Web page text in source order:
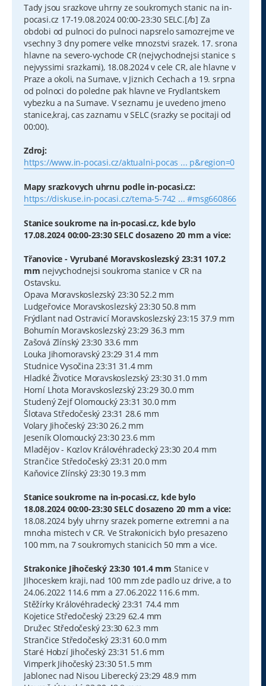
s
p
ě
v
k
Tady jsou srazkove uhrny ze soukromych stanic na in-
pocasi.cz 17-19.08.2024 00:00-23:30 SELC.[/b] Za
obdobi od pulnoci do pulnoci napsrelo samozrejme ve
vsechny 3 dny pomere velke mnozstvi srazek. 17. srona
hlavne na severo-vychode CR (nejvychodnejsi stanice s
nejvyssimi srazkami), 18.08.2024 v cele CR, ale hlavne v
Praze a okoli, na Sumave, v Jiznich Cechach a 19. srpna
od polnoci do poledne pak hlavne ve Frydlantskem
vybezku a na Sumave. V seznamu je uvedeno jmeno
stanice,kraj, cas zaznamu v SELC (srazky se pocitaji od
00:00).
Zdroj:
https://www.in-pocasi.cz/aktualni-pocas ... p&region=0
Mapy srazkovych uhrnu podle in-pocasi.cz:
https://diskuse.in-pocasi.cz/tema-5-742 ... #msg660866
Stanice soukrome na in-pocasi.cz, kde bylo
17.08.2024 00:00-23:30 SELC dosazeno 20 mm a vice:
Třanovice - Vyrubané Moravskoslezský 23:31 107.2
mm nejvychodnejsi soukroma stanice v CR na
Ostavsku.
Opava Moravskoslezský 23:30 52.2 mm
Ludgeřovice Moravskoslezský 23:30 50.8 mm
Frýdlant nad Ostravicí Moravskoslezský 23:15 37.9 mm
Bohumín Moravskoslezský 23:29 36.3 mm
Zašová Zlínský 23:30 33.6 mm
Louka Jihomoravský 23:29 31.4 mm
Studnice Vysočina 23:31 31.4 mm
Hladké Životice Moravskoslezský 23:30 31.0 mm
Horní Lhota Moravskoslezský 23:29 30.0 mm
Studený Zejf Olomoucký 23:31 30.0 mm
Šlotava Středočeský 23:31 28.6 mm
Volary Jihočeský 23:30 26.2 mm
Jeseník Olomoucký 23:30 23.6 mm
Mladějov - Kozlov Královéhradecký 23:30 20.4 mm
Strančice Středočeský 23:31 20.0 mm
Kaňovice Zlínský 23:30 19.3 mm
Stanice soukrome na in-pocasi.cz, kde bylo
18.08.2024 00:00-23:30 SELC dosazeno 20 mm a vice:
18.08.2024 byly uhrny srazek pomerne extremni a na
mnoha mistech v CR. Ve Strakonicich bylo presazeno
100 mm, na 7 soukromych stanicich 50 mm a vice.
Strakonice Jihočeský 23:30 101.4 mm Stanice v
JIhoceskem kraji, nad 100 mm zde padlo uz drive, a to
24.06.2022 114.6 mm a 27.06.2022 116.6 mm.
Stěžírky Královéhradecký 23:31 74.4 mm
Kojetice Středočeský 23:29 62.4 mm
Družec Středočeský 23:30 62.3 mm
Strančice Středočeský 23:31 60.0 mm
Staré Hobzí Jihočeský 23:31 51.6 mm
Vimperk Jihočeský 23:30 51.5 mm
Jablonec nad Nisou Liberecký 23:29 48.9 mm